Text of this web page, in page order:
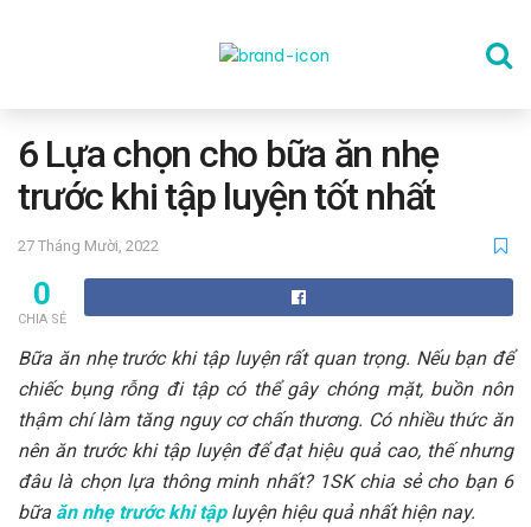
THỂ DỤC
DINH DƯỠNG
SỨC KHỎE TINH THẦN
CÔNG NGHỆ
6 Lựa chọn cho bữa ăn nhẹ
trước khi tập luyện tốt nhất
27 Tháng Mười, 2022
0
CHIA SẺ
Bữa ăn nhẹ trước khi tập luyện rất quan trọng. Nếu bạn để
chiếc bụng rỗng đi tập có thể gây chóng mặt, buồn nôn
thậm chí làm tăng nguy cơ chấn thương. Có nhiều thức ăn
nên ăn trước khi tập luyện để đạt hiệu quả cao, thế nhưng
đâu là chọn lựa thông minh nhất? 1SK chia sẻ cho bạn 6
bữa ăn nhẹ trước khi tậpluyện hiệu quả nhất hiện nay.